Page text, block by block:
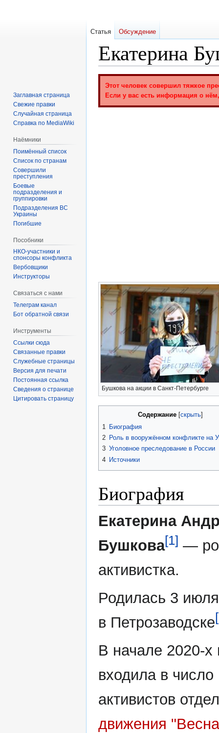
Екатерина
навигации
Этот человек совершил тяжкое
Если у вас есть информация о
Бушкова на акции в Санкт-Петербурге
Содержание
1
Биография
2 Роль в вооружённом конфликте на
3 Уголовное преследование в России
4 Источники
Биография
Екатерина
Бушкова[1] —
активистка.
Родилась 3
в Петрозаводске
В начале 2020-х
входила в
активистов
движения
Статья Обсуждение
Заглавная страница
Свежие правки
Случайная страница
Справка по MediaWiki
Наёмники
Поимённый список
Список по странам
Совершили
преступления
Боевые
подразделения и
группировки
Подразделения ВС
Украины
Погибшие
Пособники
спонсоры конфликта
‏‎Вербовщики
Инструкторы
Связаться с нами
Телеграм канал
Бот обратной связи
Инструменты
Ссылки сюда
Связанные правки
Служебные страницы
Версия для печати
Постоянная ссылка
Сведения о странице
Цитировать страницу